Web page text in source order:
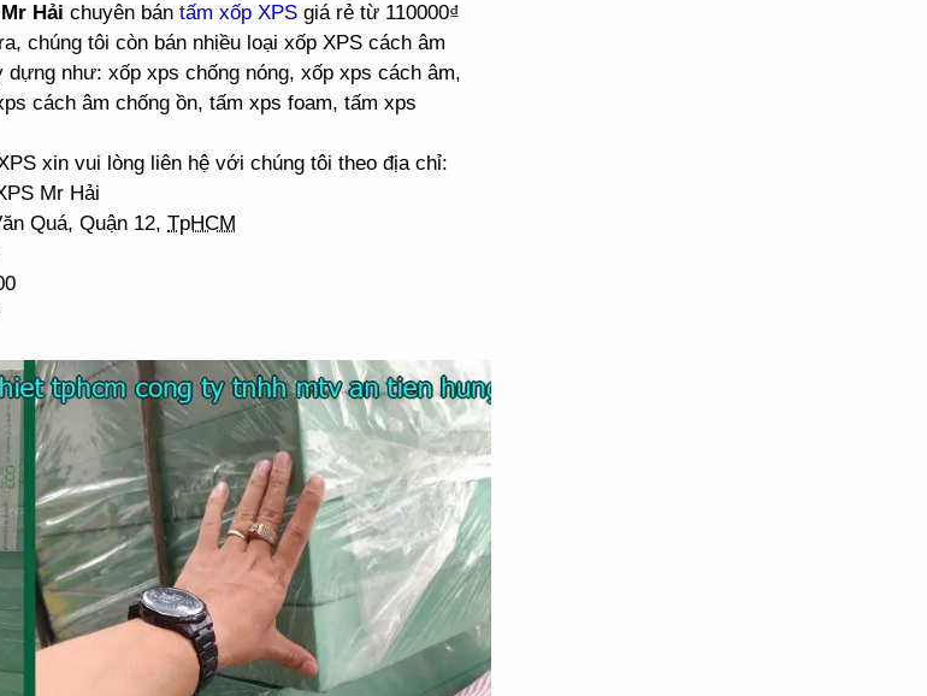
Hải chuyên bán tấm xốp XPS giá rẻ từ 110000₫
chúng tôi còn bán nhiều loại xốp XPS cách âm
dựng như: xốp xps chống nóng, xốp xps cách âm,
cách âm chống ồn, tấm xps foam, tấm xps
xin vui lòng liên hệ với chúng tôi theo địa chỉ:
Mr Hải
Quá, Quận 12, TpHCM